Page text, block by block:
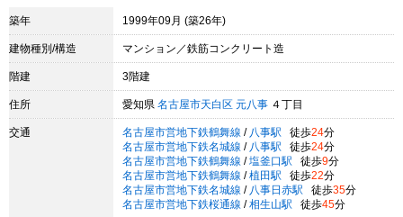
築年 1999年09月 (築26年)
建物種別/構造 マンション／鉄筋コンクリート造
階建 3階建
住所 愛知県 名古屋市天白区 元八事 ４丁目
交通 名古屋市営地下鉄鶴舞線 / 八事駅 徒歩24分
名古屋市営地下鉄名城線 / 八事駅 徒歩24分
名古屋市営地下鉄鶴舞線 / 塩釜口駅 徒歩9分
名古屋市営地下鉄鶴舞線 / 植田駅 徒歩22分
名古屋市営地下鉄名城線 / 八事日赤駅 徒歩35分
名古屋市営地下鉄桜通線 / 相生山駅 徒歩45分